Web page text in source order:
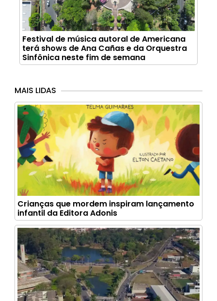
Festival de música autoral de Americana
terá shows de Ana Cañas e da Orquestra
Sinfônica neste fim de semana
MAIS LIDAS
Crianças que mordem inspiram lançamento
infantil da Editora Adonis